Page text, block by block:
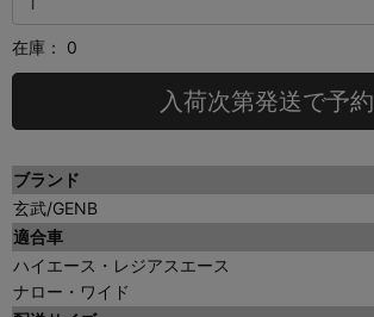
在庫： 0
入荷次第発送で予約
ブランド
玄武/GENB
適合車
ハイエース・レジアスエース
ナロー・ワイド